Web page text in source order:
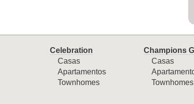
Celebration
Casas
Apartamentos
Townhomes
Champions
Casas
Townhomes